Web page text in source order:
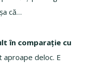
că…
în comparație cu
aproape deloc. E